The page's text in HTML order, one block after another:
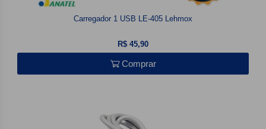
Carregador 1 USB LE-405 Lehmox
R$ 45,90
Comprar